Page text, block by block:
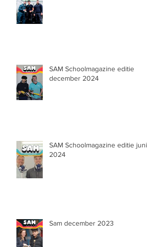
SAM Schoolmagazine editie
december 2024
SAM Schoolmagazine editie juni
2024
Sam december 2023